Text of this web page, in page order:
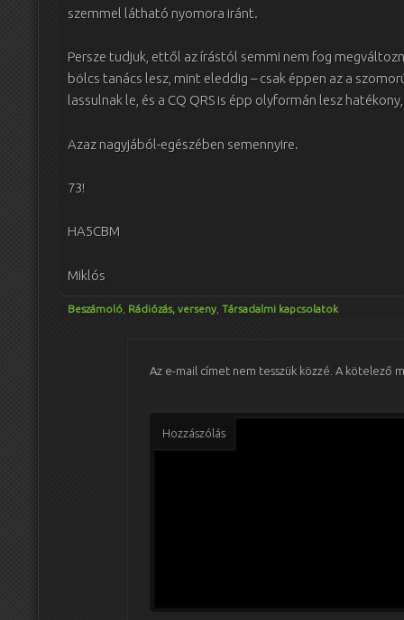
szemmel látható nyomora iránt.
Persze tudjuk, ettől az írástól semmi nem fog
bölcs tanács lesz, mint eleddig – csak éppen az a
lassulnak le, és a CQ QRS is épp olyformán lesz
Azaz nagyjából-egészében semennyire.
73!
HA5CBM
Miklós
Beszámoló Rádiózás, verseny Társadalmi kapcsolatok
Az e-mail címet nem tesszük közzé. A kötelező
Hozzászólás